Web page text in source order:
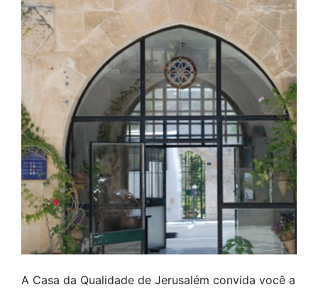
A Casa da Qualidade de Jerusalém convida você a